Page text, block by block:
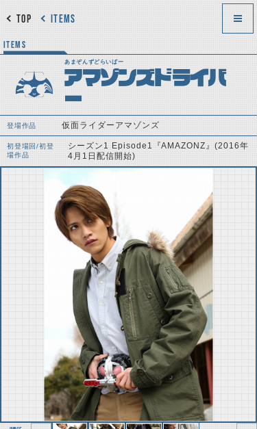
ITEMS
TOP
ITEMS
あまぞんずどらいばー
アマゾンズドライバ
ー
登場作品 仮面ライダーアマゾンズ
初登場回/初登
場作品
シーズン1 Episode1『AMAZONZ』(2016年
4月1日配信開始)